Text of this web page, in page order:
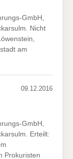
GmbH,
Nicht
am
09.12.2016
GmbH,
Erteilt:
Prokuristen